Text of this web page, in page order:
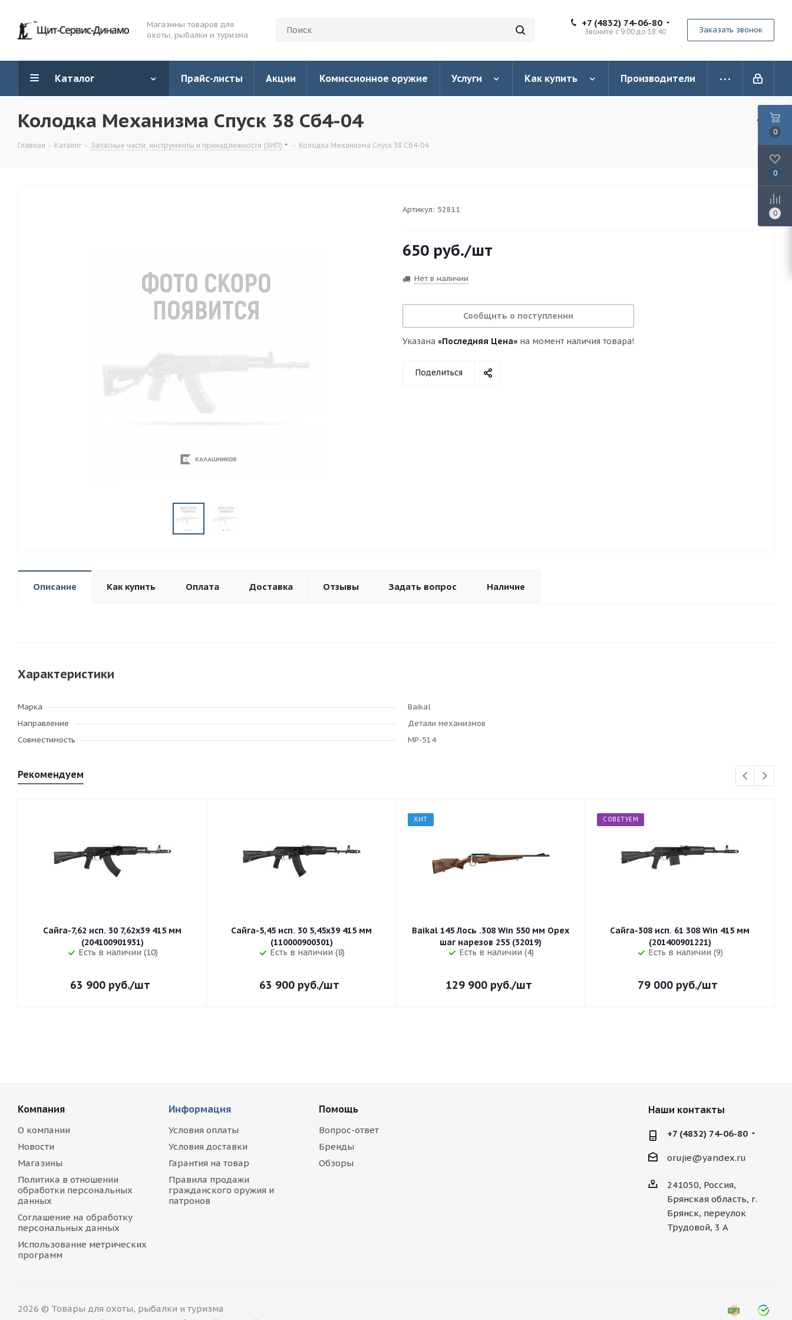
Магазины товаров для
охоты, рыбалки и туризма
+7 (4832) 74-06-80
Звоните с 9:00 до 18:40 Заказать звонок
Каталог Прайс-листы Акции Комиссионное оружие Услуги Как купить Производители
Колодка Механизма Спуск 38 Сб4-04
Главная - Каталог - Запасные части, инструменты и принадлежности (ЗИП) - Колодка Механизма Спуск 38 Сб4-04
Артикул: 52811
650 руб./шт
Нет в наличии
Сообщить о поступлении
Указана «Последняя Цена» на момент наличия товара!
Поделиться
Описание Как купить Оплата Доставка Отзывы Задать вопрос Наличие
Характеристики
Марка
Baikal
Направление
Детали механизмов
Совместимость
МР-514
Рекомендуем
Сайга-7,62 исп. 30 7,62x39 415 мм
(204100901931)
Есть в наличии (10)
63 900 руб./шт
Сайга-5,45 исп. 30 5,45x39 415 мм
(110000900301)
Есть в наличии (8)
63 900 руб./шт
ХИТ
Baikal 145 Лось .308 Win 550 мм Орех
шаг нарезов 255 (32019)
Есть в наличии (4)
129 900руб./шт
СОВЕТУЕМ
Сайга-308 исп. 61 308 Win 415 мм
(201400901221)
Есть в наличии (9)
79 000 руб./шт
Компания
О компании
Новости
Магазины
Политика в отношении
обработки персональных
данных
Соглашение на обработку
персональных данных
Использование метрических
программ
Информация
Условия оплаты
Условия доставки
Гарантия на товар
Правила продажи
гражданского оружия и
патронов
Помощь
Вопрос-ответ
Бренды
Обзоры
Наши контакты
+7 (4832) 74-06-80
orujie@yandex.ru
241050, Россия,
Брянская область, г.
Брянск, переулок
Трудовой, 3 А
2026 © Товары для охоты, рыбалки и туризма
0
0
0